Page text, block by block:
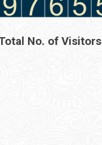
No. of Visitors